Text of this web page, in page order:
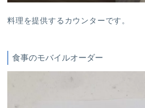
料理を提供するカウンターです。
食事のモバイルオーダー